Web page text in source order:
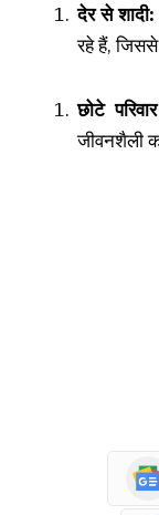
देर से शादी:
रहे हैं, जिससे
छोटे
जीवनशैली